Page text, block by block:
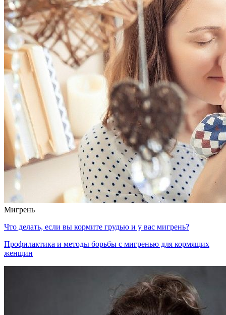
Мигрень
Что делать, если вы кормите грудью и у вас мигрень?
Профилактика и методы борьбы с мигренью для кормящих
женщин